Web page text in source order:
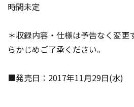
時間未定
＊収録内容・仕様は予告なく変更
らかじめご了承ください。
■発売日：2017年11月29日(水)